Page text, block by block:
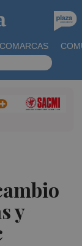
COMARCAS
y